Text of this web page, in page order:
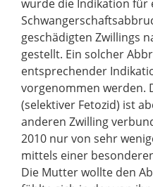
wurde die Indikation für
geschädigten Zwillings
gestellt. Ein solcher
entsprechender
vorgenommen werden.
(selektiver Fetozid) ist
anderen Zwilling
2010 nur von sehr
mittels einer
Die Mutter wollte den